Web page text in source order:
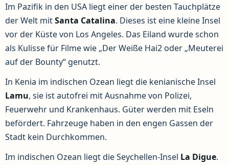
Im Pazifik in den USA liegt einer der besten Tauchplätze
der Welt mitSanta Catalina. Dieses ist eine kleine Insel
vor der Küste von Los Angeles. Das Eiland wurde schon
als Kulisse für Filme wie „Der Weiße Hai2 oder „Meuterei
auf der Bounty“ genutzt.
In Kenia im indischen Ozean liegt die kenianische Insel
Lamu, sie ist autofrei mit Ausnahme von Polizei,
Feuerwehr und Krankenhaus. Güter werden mit Eseln
befördert. Fahrzeuge haben in den engen Gassen der
Stadt kein Durchkommen.
Im indischen Ozean liegt die Seychellen-Insel La Digue.